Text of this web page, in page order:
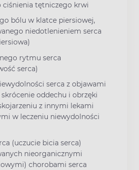
ciśnienia tętniczego krwi
bólu w klatce piersiowej,
niedotlenieniem serca
rytmu serca
serca)
serca z objawami
oddechu i obrzęki
z innymi lekami
w leczeniu niewydolności
(uczucie bicia serca)
nieorganicznymi
chorobami serca